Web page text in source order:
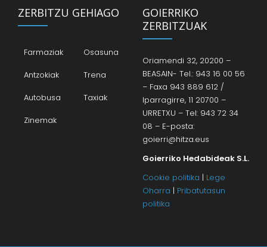
ZERBITZU GEHIAGO
Farmaziak
Osasuna
Antzokiak
Trena
Autobusa
Taxiak
Zinemak
GOIERRIKO
ZERBITZUAK
Oriamendi 32, 20200 –
BEASAIN- Tel.: 943 16 00 56
– Faxa 943 889 612 /
Iparragirre, 11 20700 –
URRETXU – Tel: 943 72 34
08 – E-posta:
goierri@hitza.eus
Goierriko Hedabideak S.L.
Cookie politika | Lege
Oharra | Pribatutasun
politika